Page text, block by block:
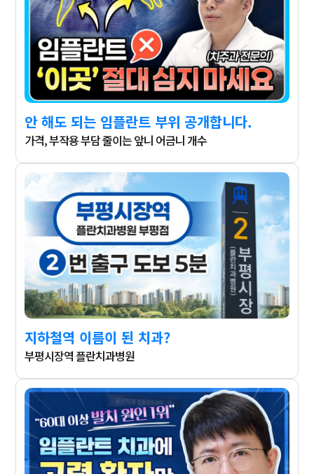
안 해도 되는 임플란트 부위 공개합니다.
가격, 부작용 부담 줄이는 앞니 어금니 개수
지하철역 이름이 된 치과?
부평시장역 플란치과병원